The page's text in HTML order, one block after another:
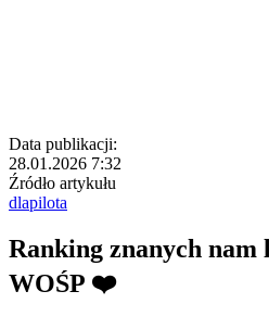
Data publikacji:
28.01.2026 7:32
Źródło artykułu
dlapilota
Ranking znanych
WOŚP ❤️